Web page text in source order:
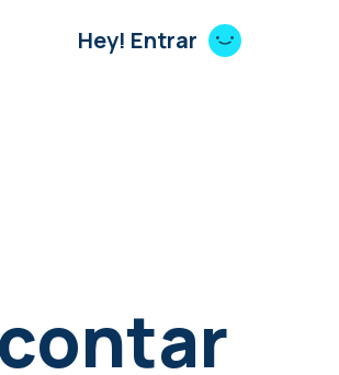
Hey! Entrar